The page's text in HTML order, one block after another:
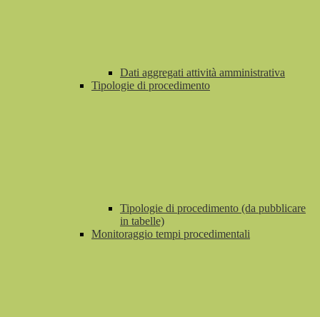
Dati aggregati attività amministrativa
Tipologie di procedimento
Tipologie di procedimento (da pubblicare
in tabelle)
Monitoraggio tempi procedimentali